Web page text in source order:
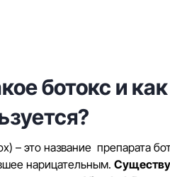
ботокс и
– это название препарата
нарицательным.